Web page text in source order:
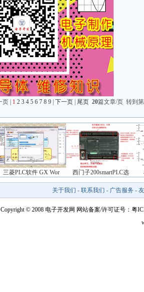
| 1 2 3 4 5 6 7 8 9 下一页 尾页 20篇文章/页 转到第
三菱PLC软件 GX Wor 西门子200smartPLC选
关于我们 - 联系我们 - 广告服务 -
Copyright © 2008 电子开发网 网站备案/许可证号：粤